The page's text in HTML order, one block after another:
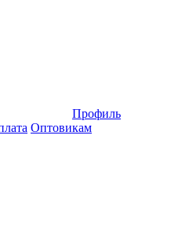
Профиль
Оптовикам